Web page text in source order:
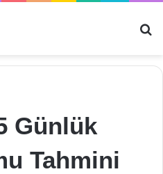
Günlük
Tahmini